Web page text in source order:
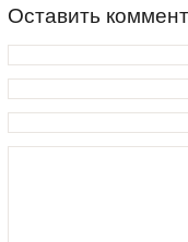
Оставить